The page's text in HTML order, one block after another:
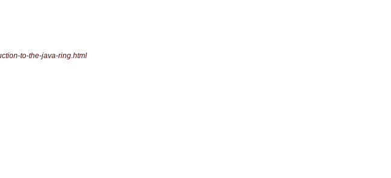
to-the-java-ring.html